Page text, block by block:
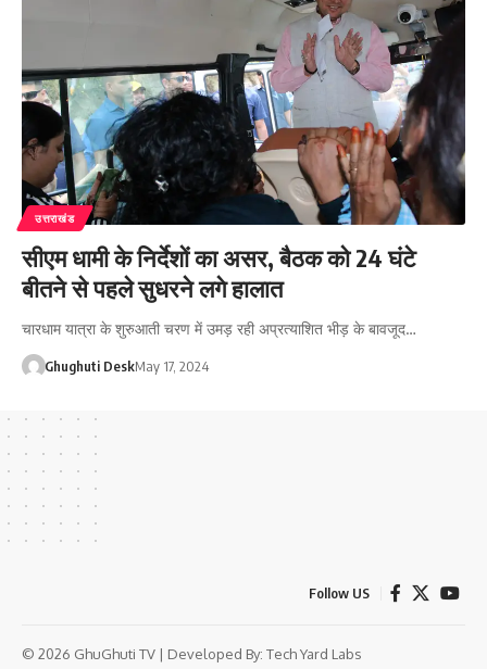
उत्तराखंड
सीएम धामी के निर्देशों का असर, बैठक को 24 घंटे
बीतने से पहले सुधरने लगे हालात
चारधाम यात्रा के शुरुआती चरण में उमड़ रही अप्रत्याशित भीड़ के बावजूद…
Ghughuti DeskMay 17, 2024
Follow US
© 2026 GhuGhuti TV | Developed By: Tech Yard Labs